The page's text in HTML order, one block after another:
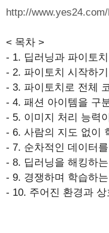
http://
< 목차 >
- 1. 딥러닝과 파이토치
- 2. 파이토치 시작하기
- 3. 파이토치로 전체
- 4. 패션 아이템을 구
- 5. 이미지 처리 능력
- 6. 사람의 지도 없이
- 7. 순차적인 데이터
- 8. 딥러닝을 해킹하
- 9. 경쟁하며 학습하
- 10. 주어진 환경과